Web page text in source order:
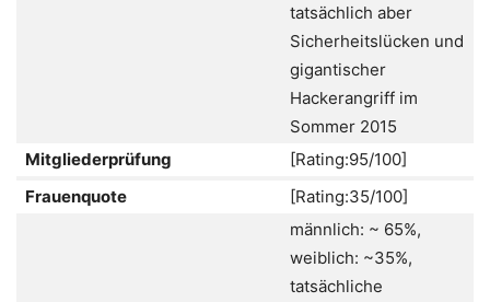
tatsächlich aber
Sicherheitslücken und
gigantischer
Hackerangriff im
Sommer 2015
Mitgliederprüfung
[Rating:95/100]
Frauenquote
[Rating:35/100]
männlich: ~ 65%,
weiblich: ~35%,
tatsächliche